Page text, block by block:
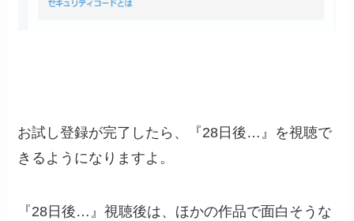
お試し登録が完了したら、『28日後…』を視聴で
きるようになりますよ。
『28日後…』視聴後は、ほかの作品で面白そうな